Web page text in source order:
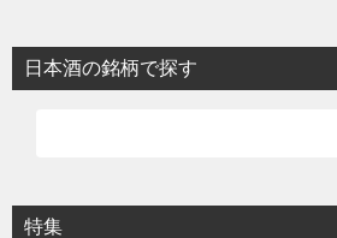
日本酒の銘柄で探す
特集